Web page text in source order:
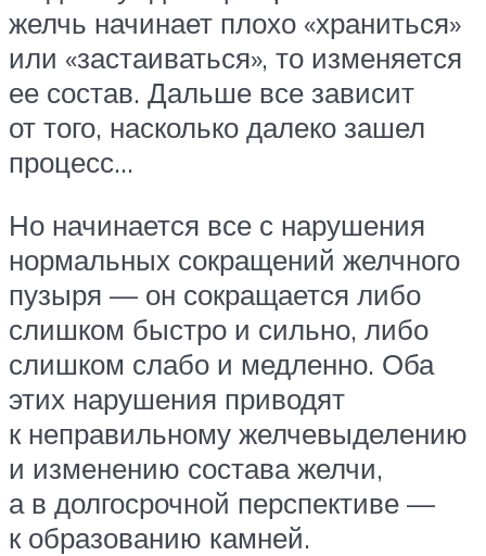
желчь начинает плохо «храниться»
или «застаиваться», то изменяется
ее состав. Дальше все зависит
от того, насколько далеко зашел
процесс…
Но начинается все с нарушения
нормальных сокращений желчного
пузыря — он сокращается либо
слишком быстро и сильно, либо
слишком слабо и медленно. Оба
этих нарушения приводят
к неправильному желчевыделению
и изменению состава желчи,
а в долгосрочной перспективе —
к образованию камней.